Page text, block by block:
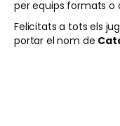
per equips formats o
Felicitats a tots els
portar el nom de